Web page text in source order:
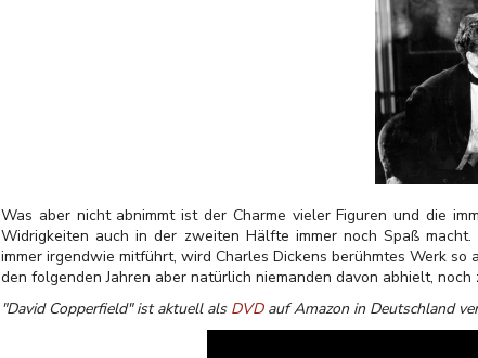
Was aber nicht abnimmt ist der Charme vieler Figuren und die
Widrigkeiten auch in der zweiten Hälfte immer noch Spaß
immer irgendwie mitführt, wird Charles Dickens berühmtes Werk
den folgenden Jahren aber natürlich niemanden davon abhielt,
"David Copperfield" ist aktuell als DVDauf Amazon in Deutschland